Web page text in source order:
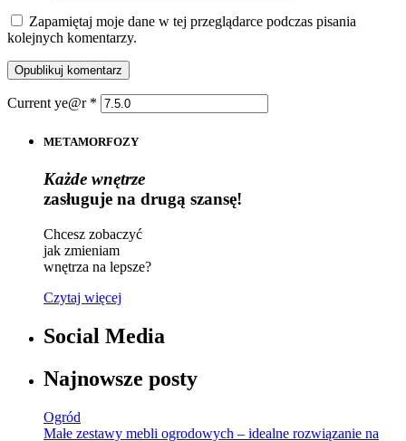
Zapamiętaj moje dane w tej przeglądarce podczas pisania
kolejnych komentarzy.
Current ye@r *
METAMORFOZY
Każde wnętrze
zasługuje na drugą szansę!
Chcesz zobaczyć
jak zmieniam
wnętrza na lepsze?
Czytaj więcej
Social Media
Najnowsze posty
Ogród
Małe zestawy mebli ogrodowych – idealne rozwiązanie na